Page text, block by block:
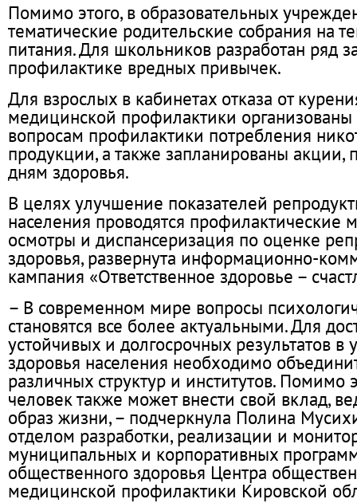
Помимо этого, в образовательных
тематические родительские собрания на
питания. Для школьников разработан ряд
профилактике вредных привычек.
Для взрослых в кабинетах отказа от
медицинской профилактики организованы
вопросам профилактики потребления
продукции, а также запланированы акции,
дням здоровья.
В целях улучшение показателей
населения проводятся профилактические
осмотры и диспансеризация по оценке
здоровья, развернута информационно-
кампания «Ответственное здоровье –
– В современном мире вопросы
становятся все более актуальными. Для
устойчивых и долгосрочных результатов в
здоровья населения необходимо
различных структур и институтов. Помимо
человек также может внести свой вклад,
образ жизни, – подчеркнула Полина
отделом разработки, реализации и
муниципальных и корпоративных
общественного здоровья Центра
медицинской профилактики Кировской